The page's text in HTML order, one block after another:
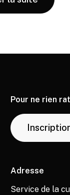
Pour ne rien
Adresse
Service de la